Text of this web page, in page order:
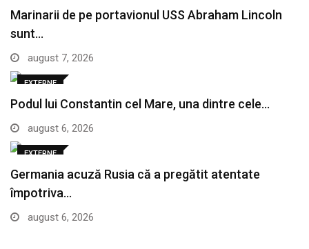
Marinarii de pe portavionul USS Abraham Lincoln
sunt…
august 7, 2026
EXTERNE
Podul lui Constantin cel Mare, una dintre cele…
august 6, 2026
EXTERNE
Germania acuză Rusia că a pregătit atentate
împotriva…
august 6, 2026